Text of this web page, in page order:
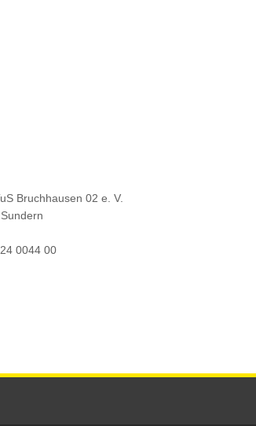
Bruchhausen 02 e. V.
0044 00